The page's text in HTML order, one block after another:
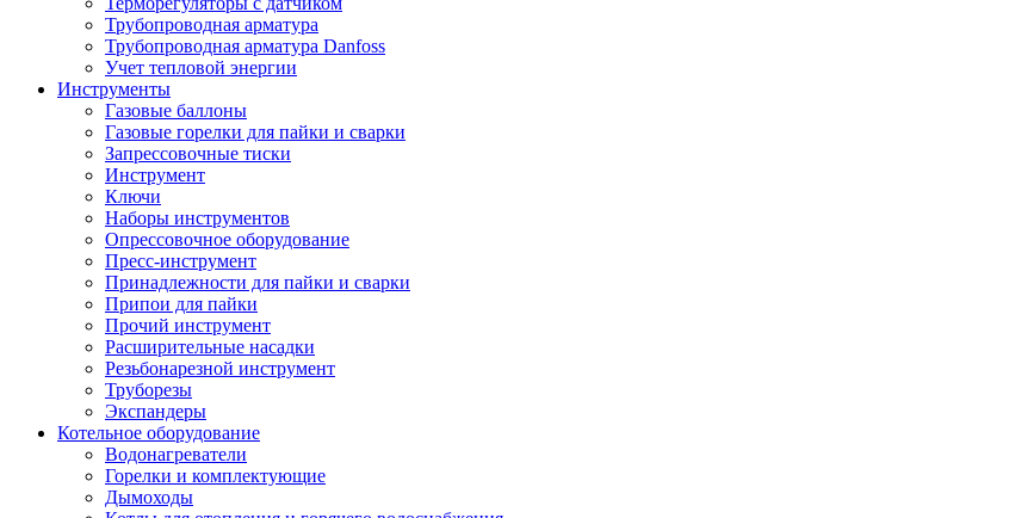
Трубопроводная арматура
Трубопроводная арматура Danfoss
Учет тепловой энергии
Инструменты
Газовые баллоны
Газовые горелки для пайки и сварки
Запрессовочные тиски
Инструмент
Ключи
Наборы инструментов
Опрессовочное оборудование
Пресс-инструмент
Принадлежности для пайки и сварки
Припои для пайки
Прочий инструмент
Расширительные насадки
Резьбонарезной инструмент
Труборезы
Экспандеры
Котельное оборудование
Водонагреватели
Горелки и комплектующие
Дымоходы